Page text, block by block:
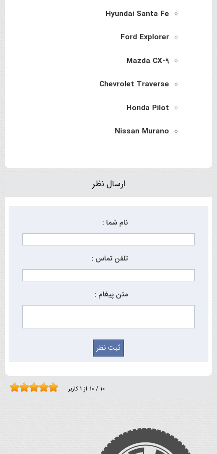
Hyundai Santa Fe
Ford Explorer
Mazda CX-9
Chevrolet Traverse
Honda Pilot
Nissan Murano
ارسال نظر
نام شما :
تلفن تماس :
متن پیغام :
10 / 10 از 1کاربر